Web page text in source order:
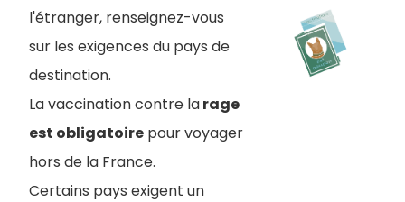
l'étranger, renseignez-vous
sur les exigences du pays de
destination.
La vaccination contre larage
est obligatoire pour voyager
hors de la France.
Certains pays exigent un